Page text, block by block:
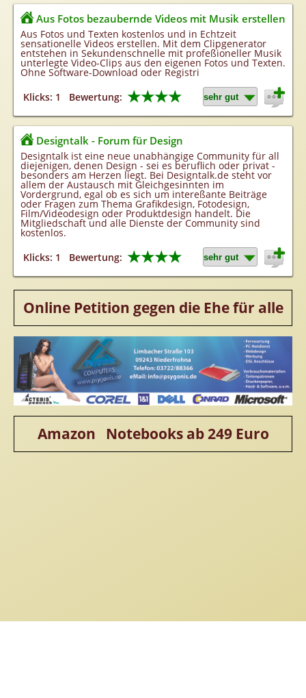
Aus Fotos bezaubernde Videos mit Musik erstellen
Aus Fotos und Texten kostenlos und in Echtzeit
sensationelle Videos erstellen. Mit dem Clipgenerator
entstehen in Sekundenschnelle mit profeßioneller Musik
unterlegte Video-Clips aus den eigenen Fotos und Texten.
Ohne Software-Download oder Registri
Klicks: 1
Bewertung: ★★★★
Designtalk - Forum für Design
Designtalk ist eine neue unabhängige Community für all
diejenigen, denen Design - sei es beruflich oder privat -
besonders am Herzen liegt. Bei Designtalk.de steht vor
allem der Austausch mit Gleichgesinnten im
Vordergrund, egal ob es sich um intereßante Beiträge
oder Fragen zum Thema Grafikdesign, Fotodesign,
Film/Videodesign oder Produktdesign handelt. Die
Mitgliedschaft und alle Dienste der Community sind
kostenlos.
Klicks: 1
Bewertung: ★★★★
Online Petition gegen die Ehe für alle
Amazon Notebooks ab 249 Euro